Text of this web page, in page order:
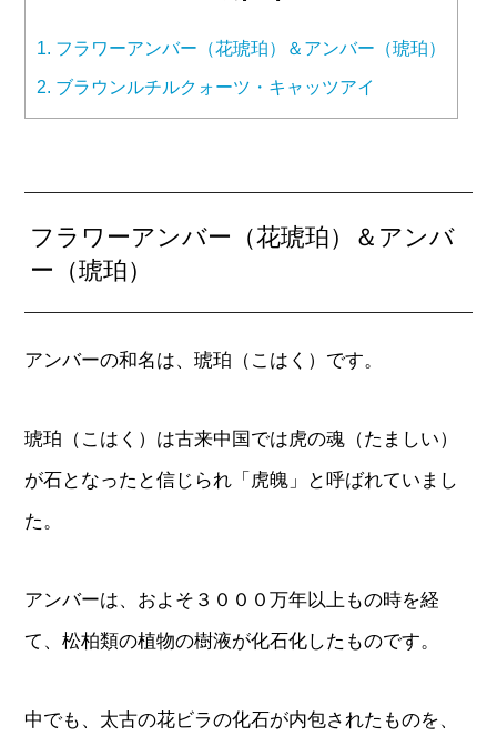
1. フラワーアンバー（花琥珀）＆アンバー（琥珀）
2. ブラウンルチルクォーツ・キャッツアイ
フラワーアンバー（花琥珀）＆アンバ
ー（琥珀）
アンバーの和名は、琥珀（こはく）です。
琥珀（こはく）は古来中国では虎の魂（たましい）
が石となったと信じられ「虎魄」と呼ばれていまし
た。
アンバーは、およそ３０００万年以上もの時を経
て、松柏類の植物の樹液が化石化したものです。
中でも、太古の花ビラの化石が内包されたものを、